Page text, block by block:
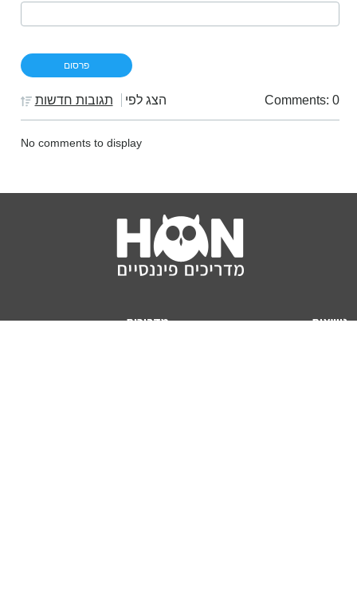
Comments: 0 הצג לפי תגובות חדשות
No comments to display
נושאים
מדריכים